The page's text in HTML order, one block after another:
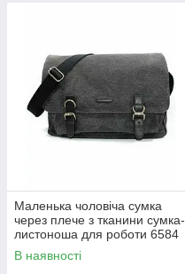
Маленька чоловіча сумка
через плече з тканини сумка-
листоноша для роботи 6584
В наявності